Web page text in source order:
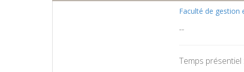
Faculté de gestion
--
Temps présentiel